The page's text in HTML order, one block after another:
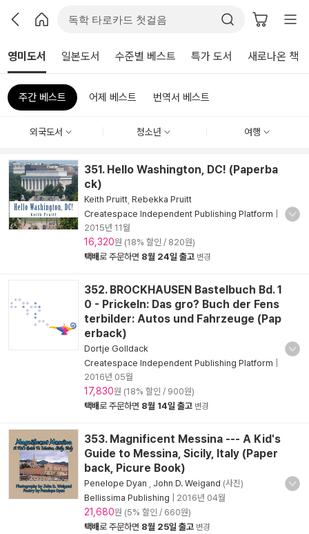
영미도서 일본도서 수준별 베스트 특가 도서 새로나온 책
주간 베스트 어제 베스트 번역서 베스트
외국도서 청소년 여행
351. Hello Washington, DC! (Paperba
ck)
Keith Pruitt Rebekka Pruitt
Createspace Independent Publishing Platform
2015년 11월
16,320원 (18% 할인 / 820원)
택배로 주문하면 8월 24일 출고 변경
352. BROCKHAUSEN Bastelbuch Bd. 1
0 - Prickeln: Das gro? Buch der Fens
terbilder: Autos und Fahrzeuge (Pap
erback)
Dortje Golldack
Createspace Independent Publishing Platform
2016년 05월
17,830원 (18% 할인 / 900원)
택배로 주문하면 8월 14일 출고 변경
353. Magnificent Messina --- A Kid's
Guide to Messina, Sicily, Italy (Paper
back, Picure Book)
Penelope Dyan John D. Weigand (사진)
Bellissima Publishing
2016년 04월
21,680원 (5% 할인 / 660원)
택배로 주문하면 8월 25일 출고 변경